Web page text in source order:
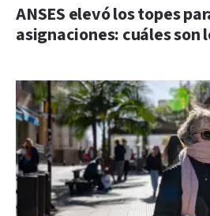
ANSES elevó los topes
asignaciones: cuáles son